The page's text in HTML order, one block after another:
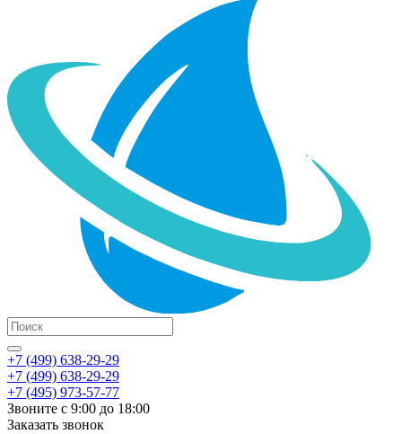
+7 (499) 638-29-29
+7 (499) 638-29-29
+7 (495) 973-57-77
Звоните с 9:00 до 18:00
Заказать звонок